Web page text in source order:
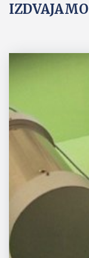
IZDVAJAMO